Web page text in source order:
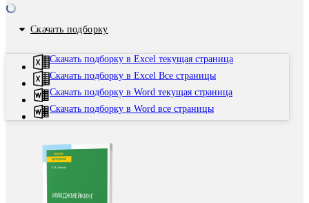
Скачать подборку
Скачать подборку в Excel текущая страница
Скачать подборку в Excel Все страницы
Скачать подборку в Word текущая страница
Скачать подборку в Word все страницы